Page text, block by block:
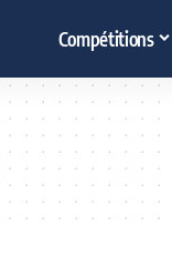
Compétitions